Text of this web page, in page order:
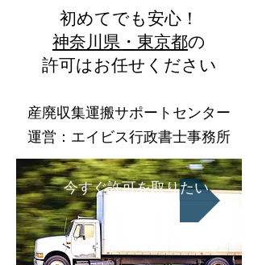
初めてでも安心！
神奈川県・東京都の
許可はお任せください
産廃収集運搬サポートセンター
​運営：エイビス行政書士事務所
今すぐ許可を取りたい